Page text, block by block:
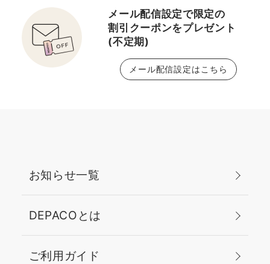
プ リップ プラッシュ ♯
03 ブリュレ どれも定番
カラーで、手に取りやす
い一品となっております♪
直接試したい方は、是非
ーション😊 こちらは、し
っとりなめらかでナチュ
ラルなのに、すみずみま
で色ムラのない均一美肌
にしてくれます💞 お色
イライトで艶感と立体感
アップ✨️ リップカラー
はSNSで話題のブラック
が、自然な血色感を引き
メール配信設定で限定の
割引クーポンをプレゼント
(不定期)
メール配信設定はこちら
お知らせ一覧
DEPACOとは
ご利用ガイド